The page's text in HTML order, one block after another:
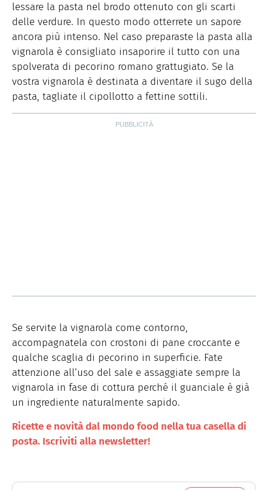
lessare la pasta nel brodo ottenuto con gli scarti
delle verdure. In questo modo otterrete un sapore
ancora più intenso. Nel caso preparaste la pasta alla
vignarola è consigliato insaporire il tutto con una
spolverata di pecorino romano grattugiato. Se la
vostra vignarola è destinata a diventare il sugo della
pasta, tagliate il cipollotto a fettine sottili.
Se servite la vignarola come contorno,
accompagnatela con crostoni di pane croccante e
qualche scaglia di pecorino in superficie. Fate
attenzione all’uso del sale e assaggiate sempre la
vignarola in fase di cottura perché il guanciale è già
un ingrediente naturalmente sapido.
Ricette e novità dal mondo food nella tua casella di
posta. Iscriviti alla newsletter!